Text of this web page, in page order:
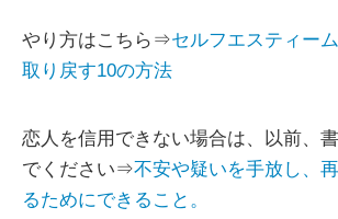
やり方はこちら⇒セルフエスティー
取り戻す10の方法
恋人を信用できない場合は、以前、
でください⇒不安や疑いを手放し、
るためにできること。